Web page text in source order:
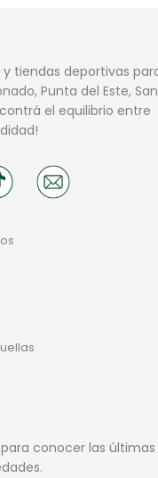
tiendas deportivas
Punta del Este, San
el equilibrio entre
conocer las últimas